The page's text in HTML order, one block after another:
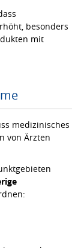
besonders
mit
medizinisches
von Ärzten